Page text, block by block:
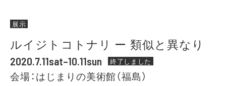
展示
ルイジトコトナリ ー 類似と異なり
2020.7.11sat–10.11sun 終了しました
会場：はじまりの美術館（福島）